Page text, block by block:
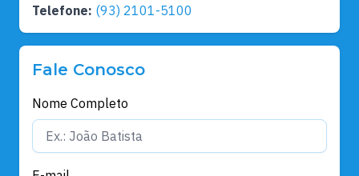
Telefone: (93) 2101-5100
Fale Conosco
Nome Completo